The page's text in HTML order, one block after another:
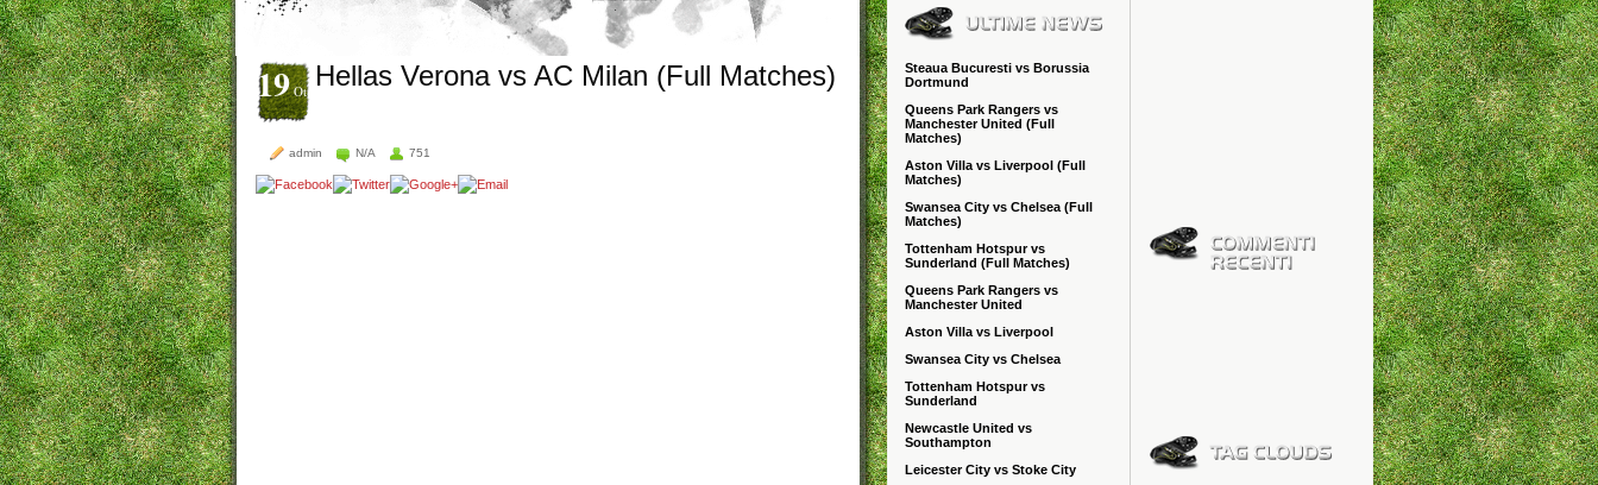
19Ott Hellas Verona vs AC Milan (Full Matches)
admin N/A 751
Steaua Bucuresti vs Borussia
Dortmund
Queens Park Rangers vs
Manchester United (Full
Matches)
Aston Villa vs Liverpool (Full
Matches)
Swansea City vs Chelsea (Full
Matches)
Tottenham Hotspur vs
Sunderland (Full Matches)
Queens Park Rangers vs
Manchester United
Aston Villa vs Liverpool
Swansea City vs Chelsea
Tottenham Hotspur vs
Sunderland
Newcastle United vs
Southampton
Leicester City vs Stoke City